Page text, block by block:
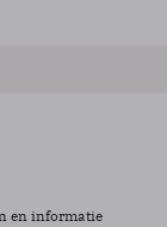
en informatie